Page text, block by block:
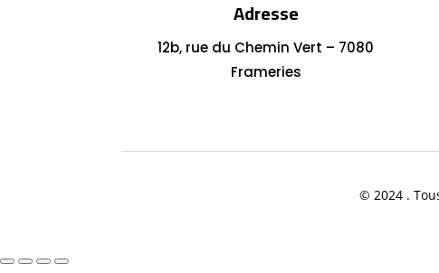
Adresse
12b, rue du Chemin Vert – 7080
Frameries
© 2024 .